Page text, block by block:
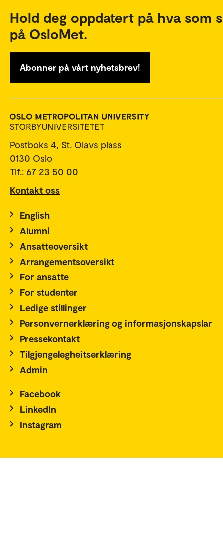
Hold deg oppdatert på hva som
på OsloMet.
Abonner på vårt nyhetsbrev!
Postboks 4, St. Olavs plass
0130 Oslo
Tlf.: 67 23 50 00
Kontakt oss
English
Alumni
Ansatteoversikt
Arrangementsoversikt
For ansatte
For studenter
Ledige stillinger
Personvernerklæring og informasjonskapslar
Pressekontakt
Tilgjengelegheitserklæring
Admin
Facebook
LinkedIn
Instagram